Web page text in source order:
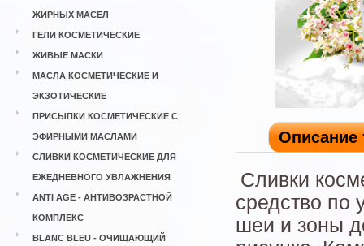
ЖИРНЫХ МАСЕЛ
ГЕЛИ КОСМЕТИЧЕСКИЕ
ЖИВЫЕ МАСКИ
МАСЛА КОСМЕТИЧЕСКИЕ И
ЭКЗОТИЧЕСКИЕ
ПРИСЫПКИ КОСМЕТИЧЕСКИЕ С
ЭФИРНЫМИ МАСЛАМИ
СЛИВКИ КОСМЕТИЧЕСКИЕ ДЛЯ
ЕЖЕДНЕВНОГО УВЛАЖНЕНИЯ
ANTI AGE - АНТИВОЗРАСТНОЙ
КОМПЛЕКС
BLANC BLEU - ОЧИЩАЮЩИЙ
Описание
Сливки
средство по
шеи и зоны